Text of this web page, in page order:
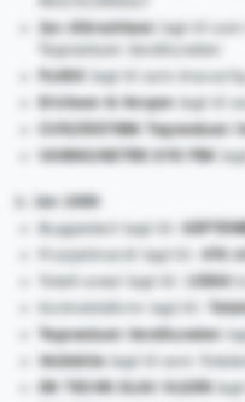
Jan Albrechtsen
lagt til
Tegnestuen Vandkunsten
FxARK
lagt til som
Erichsen & Horgen
lagt til
CVR25507886 Tegnestuen
VANNKUNSTEN SYD FBK
1. Jan 2000
Byggestart lagt til:
Prosjektverdi lagt til:
476
Totalt areal lagt til:
15500
Kontraktsform lagt til:
Tegnestuen Vandkunsten
Veidekke lagt til som
DR TECHN OLAV OLSEN